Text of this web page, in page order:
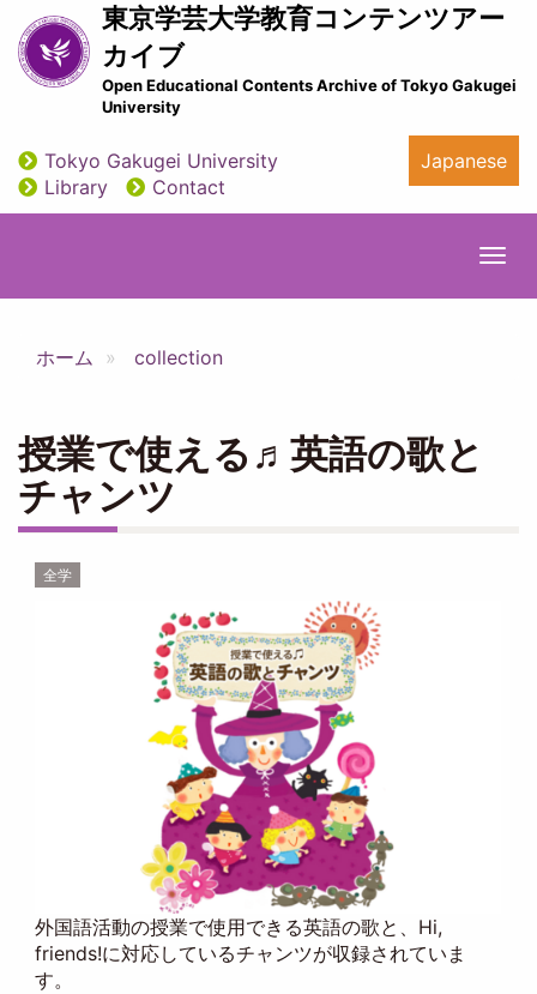
Skip
to
main
content
東京学芸大学教育コンテンツアー
カイブ
Open Educational Contents Archive of Tokyo Gakugei
University
utility
Tokyo Gakugei University
Library
Contact
Japanese
ホーム collection
授業で使える♬英語の歌と
チャンツ
全学
外国語活動の授業で使用できる英語の歌と、Hi,
friends!に対応しているチャンツが収録されていま
す。